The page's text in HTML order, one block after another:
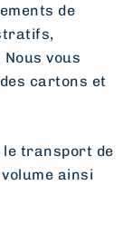
de
vous
cartons et
le transport de
ainsi